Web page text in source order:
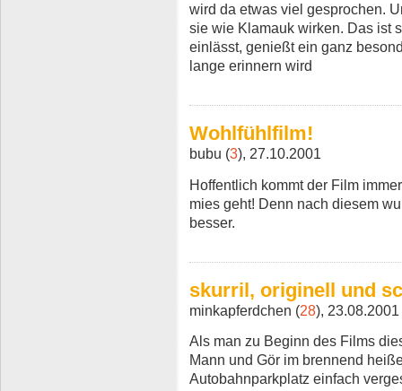
wird da etwas viel gesprochen.
sie wie Klamauk wirken. Das ist
einlässt, genießt ein ganz
lange erinnern wird
Wohlfühlfilm!
bubu (3), 27.10.2001
Hoffentlich kommt der Film
mies geht! Denn nach diesem
besser.
skurril, originell und
minkapferdchen (28), 23.08.2001
Als man zu Beginn des Films
Mann und Gör im brennend
Autobahnparkplatz einfach